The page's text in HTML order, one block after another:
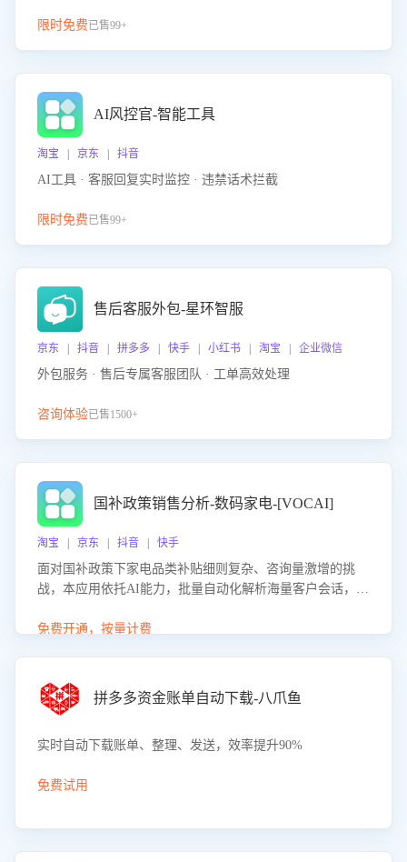
限时免费已售99+
AI风控官-智能工具
淘宝 | 京东 | 抖音
AI工具 · 客服回复实时监控 · 违禁话术拦截
限时免费已售99+
售后客服外包-星环智服
京东 | 抖音 | 拼多多 | 快手 | 小红书 | 淘宝 | 企业微信
外包服务 · 售后专属客服团队 · 工单高效处理
咨询体验已售1500+
国补政策销售分析-数码家电-[VOCAI]
淘宝 | 京东 | 抖音 | 快手
面对国补政策下家电品类补贴细则复杂、咨询量激增的挑
战，本应用依托AI能力，批量自动化解析海量客户会话，精
购买意向，深度洞察决策动因。同时全面评估客服团队政策
度、客服转化能力及销售业绩。
免费开通，按量计费
拼多多资金账单自动下载-八爪鱼
实时自动下载账单、整理、发送，效率提升90%
免费试用